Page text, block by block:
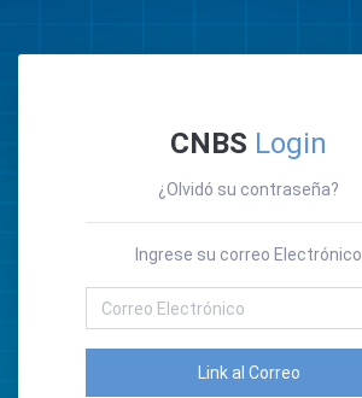
CNBS Login
¿Olvidó su contraseña?
Ingrese su correo Electrónico
Link al Correo